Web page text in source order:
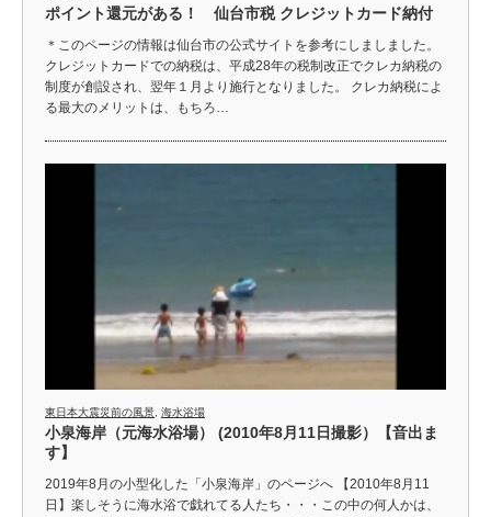
ポイント還元がある！ 仙台市税 クレジットカード納付
＊このページの情報は仙台市の公式サイトを参考にしましました。
クレジットカードでの納税は、平成28年の税制改正でクレカ納税の
制度が創設され、翌年１月より施行となりました。 クレカ納税によ
る最大のメリットは、もちろ…
東日本大震災前の風景 海水浴場
小泉海岸（元海水浴場） (2010年8月11日撮影）【音出ま
す】
2019年8月の小型化した「小泉海岸」のページへ 【2010年8月11
日】楽しそうに海水浴で戯れてる人たち・・・この中の何人かは、